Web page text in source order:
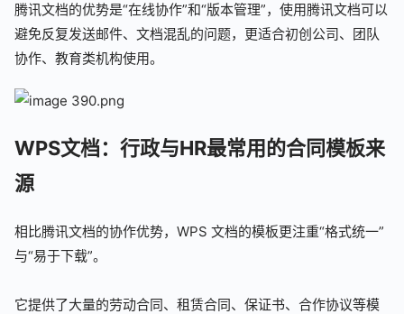
腾讯文档的优势是“在线协作”和“版本管理”，使用腾讯文档可以
避免反复发送邮件、文档混乱的问题，更适合初创公司、团队
协作、教育类机构使用。
WPS文档：行政与HR最常用的合同模板来
源
相比腾讯文档的协作优势，WPS 文档的模板更注重“格式统一”
与“易于下载”。
它提供了大量的劳动合同、租赁合同、保证书、合作协议等模